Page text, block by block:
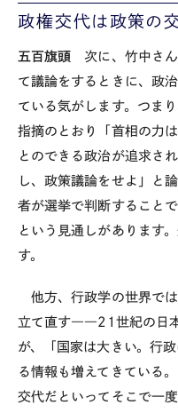
政権交代は政策の
五百旗頭 次に、竹中さん
て議論をするときに、政
ている気がします。つま
指摘のとおり「首相の力
とのできる政治が追求さ
し、政策議論をせよ」と
者が選挙で判断すること
という見通しがあります
す。
他方、行政学の世界で
立て直す――21 世紀の日
が、「国家は大きい。行
る情報も増えてきている
交代だといってそこで一